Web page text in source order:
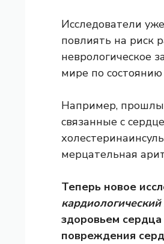
Исследователи
повлиять на риск
неврологическое
мире по
Например,
связанные с
холестерина
мерцательная
Теперь новое
здоровьем
повреждения